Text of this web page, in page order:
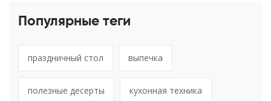
Популярные теги
праздничный стол выпечка
полезные десерты кухонная техника